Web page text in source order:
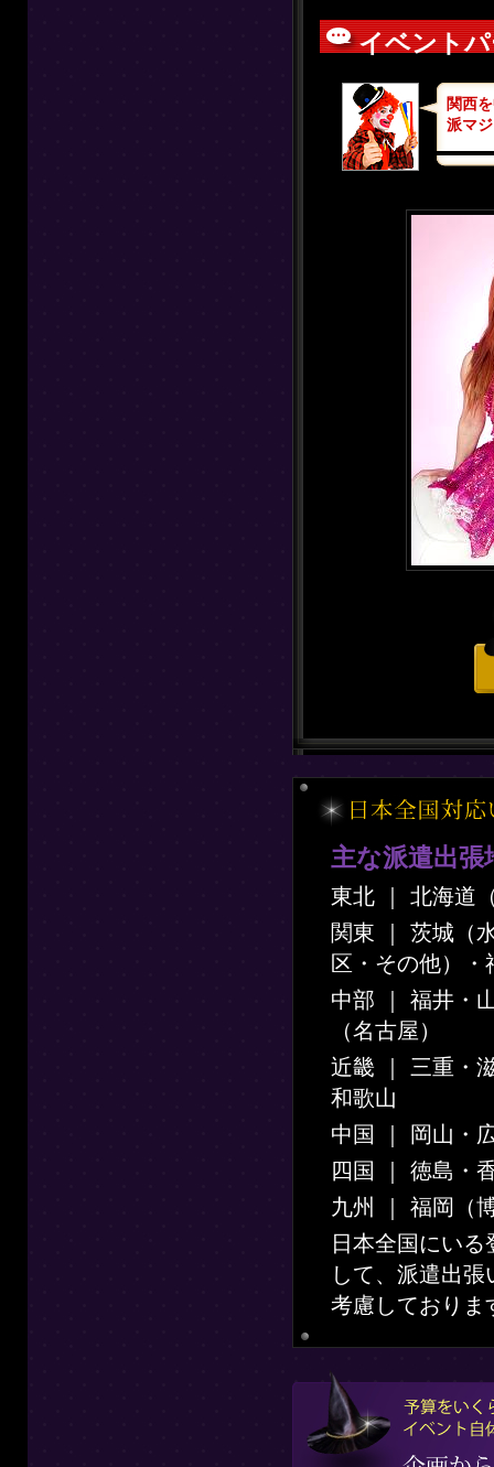
イベント
関西
派マ
主な派遣出張
東北 ｜ 北海道
関東 ｜ 茨城（
区・その他）・
中部 ｜ 福井・
（名古屋）
近畿 ｜ 三重・
和歌山
中国 ｜ 岡山・
四国 ｜ 徳島・
九州 ｜ 福岡（
日本全国にい
して、派遣出
考慮しておりま